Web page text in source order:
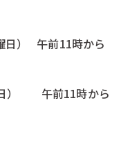
午前11時から
午前11時から